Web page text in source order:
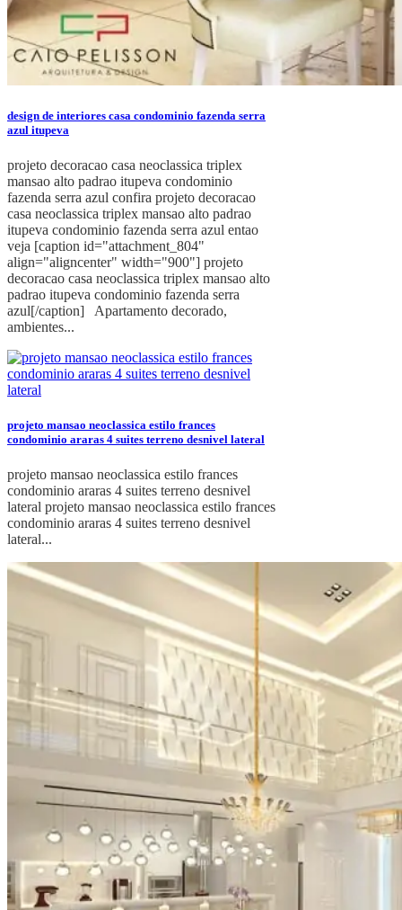
design de interiores casa condominio fazenda serra
azul itupeva
projeto decoracao casa neoclassica triplex
mansao alto padrao itupeva condominio
fazenda serra azul confira projeto decoracao
casa neoclassica triplex mansao alto padrao
itupeva condominio fazenda serra azul entao
veja [caption id="attachment_804"
align="aligncenter" width="900"] projeto
decoracao casa neoclassica triplex mansao alto
padrao itupeva condominio fazenda serra
azul[/caption] Apartamento decorado,
ambientes...
projeto mansao neoclassica estilo frances
condominio araras 4 suites terreno desnivel lateral
projeto mansao neoclassica estilo frances
condominio araras 4 suites terreno desnivel
lateral projeto mansao neoclassica estilo frances
condominio araras 4 suites terreno desnivel
lateral...